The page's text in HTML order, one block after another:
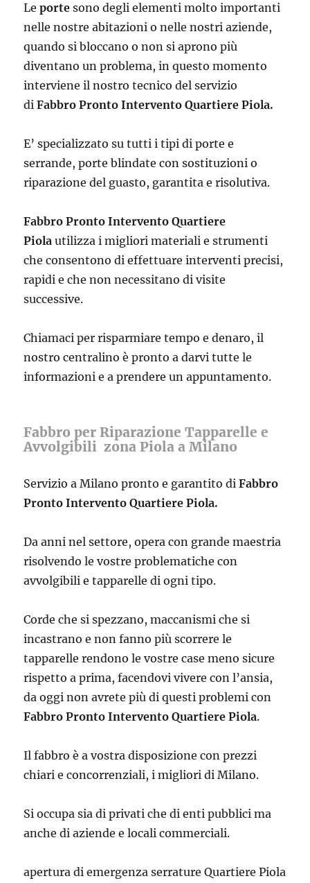
Leportesono degli elementi molto importanti
nelle nostre abitazioni o nelle nostri aziende,
quando si bloccano o non si aprono più
diventano un problema, in questo momento
interviene il nostro tecnico del servizio
diFabbro Pronto Intervento Quartiere Piola.
E’ specializzato su tutti i tipi di porte e
serrande, porte blindate con sostituzioni o
riparazione del guasto, garantita e risolutiva.
Fabbro Pronto Intervento Quartiere
Piolautilizza i migliori materiali e strumenti
che consentono di effettuare interventi precisi,
rapidi e che non necessitano di visite
successive.
Chiamaci per risparmiare tempo e denaro, il
nostro centralino è pronto a darvi tutte le
informazioni e a prendere un appuntamento.
Fabbro per Riparazione Tapparelle e
Avvolgibili zona Piola a Milano
Servizio a Milano pronto e garantito diFabbro
Pronto Intervento Quartiere Piola.
Da anni nel settore, opera con grande maestria
risolvendo le vostre problematiche con
avvolgibili e tapparelle di ogni tipo.
Corde che si spezzano, maccanismi che si
incastrano e non fanno più scorrere le
tapparelle rendono le vostre case meno sicure
rispetto a prima, facendovi vivere con l’ansia,
da oggi non avrete più di questi problemi con
Fabbro Pronto Intervento Quartiere Piola.
Il fabbro è a vostra disposizione con prezzi
chiari e concorrenziali, i migliori di Milano.
Si occupa sia di privati che di enti pubblici ma
anche di aziende e locali commerciali.
apertura di emergenza serrature Quartiere Piola